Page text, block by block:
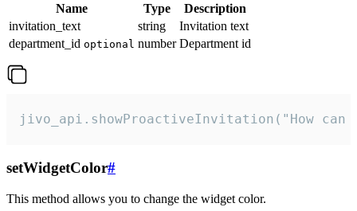
Name Type
Description
invitation_text
string
Invitation text
department_id optional number Department id
jivo_api.showProactiveInvitation("How
setWidgetColor#
This method allows you to change the widget color.